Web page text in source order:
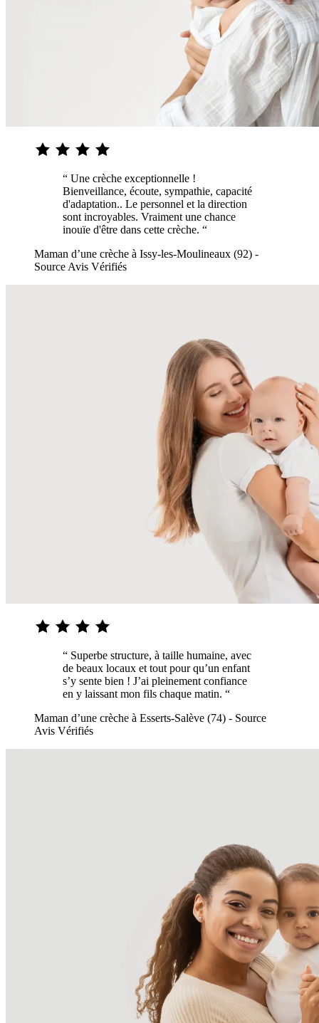
“ Une crèche exceptionnelle !
Bienveillance, écoute, sympathie, capacité
d'adaptation.. Le personnel et la direction
sont incroyables. Vraiment une chance
inouïe d'être dans cette crèche. “
Maman d’une crèche à Issy-les-Moulineaux (92) -
Source Avis Vérifiés
“ Superbe structure, à taille humaine, avec
de beaux locaux et tout pour qu’un enfant
s’y sente bien ! J’ai pleinement confiance
en y laissant mon fils chaque matin. “
Maman d’une crèche à Esserts-Salève (74) - Source
Avis Vérifiés